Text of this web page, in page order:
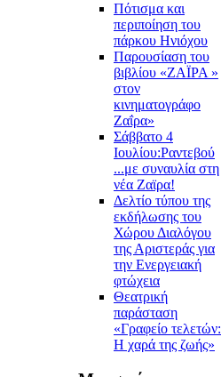
Πότισμα και
περιποίηση του
πάρκου Ηνιόχου
Παρουσίαση του
βιβλίου «ΖΑΪΡΑ »
στον
κινηματογράφο
Ζαΐρα»
Σάββατο 4
Ιουλίου:Ραντεβού
...με συναυλία στη
νέα Ζαϊρα!
Δελτίο τύπου της
εκδήλωσης του
Χώρου Διαλόγου
της Αριστεράς για
την Ενεργειακή
φτώχεια
Θεατρική
παράσταση
«Γραφείο τελετών:
Η χαρά της ζωής»